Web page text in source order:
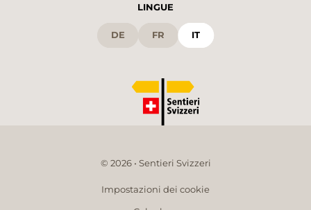
LINGUE
DE FR IT
© 2026 • Sentieri Svizzeri
Impostazioni dei cookie